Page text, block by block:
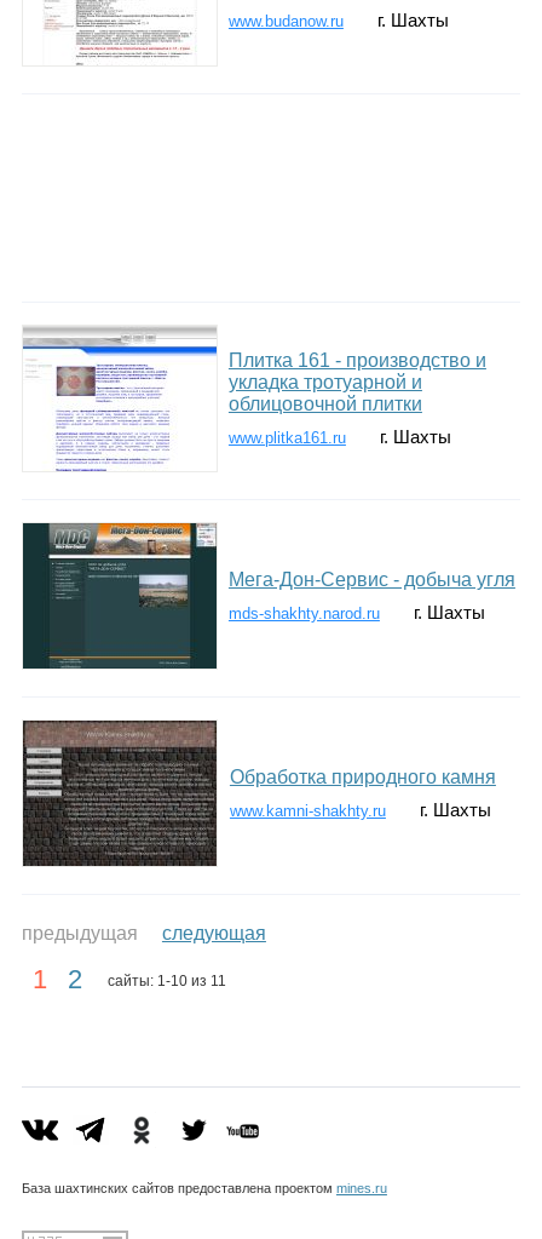
www.budanow.ru г. Шахты
Плитка 161 - производство и
укладка тротуарной и
облицовочной плитки
www.plitka161.ru г. Шахты
Мега-Дон-Сервис - добыча угля
mds-shakhty.narod.ru г. Шахты
Обработка природного камня
www.kamni-shakhty.ru г. Шахты
предыдущая следующая
1 2 сайты: 1-10 из 11
База шахтинских сайтов предоставлена проектом mines.ru